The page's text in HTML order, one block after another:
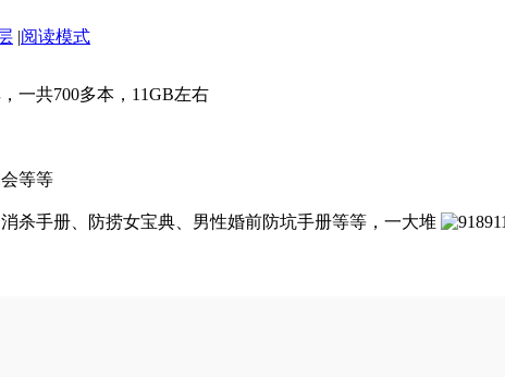
|阅读模式
一共700多本，11GB左右
等等
杀手册、防捞女宝典、男性婚前防坑手册等等，一大堆